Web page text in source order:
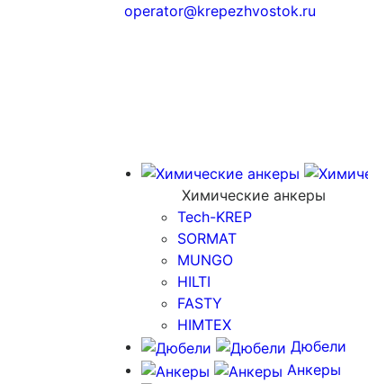
operator@krepezhvostok.ru
Химические анкеры
Tech-KREP
SORMAT
MUNGO
HILTI
FASTY
HIMTEX
Дюбели
Анкеры